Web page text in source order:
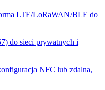
LTE/LoRaWAN/BLE do
do sieci prywatnych i
NFC lub zdalna,